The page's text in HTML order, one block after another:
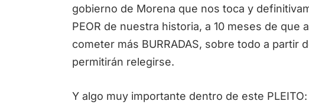
gobierno de Morena que nos toca y
PEOR de nuestra historia, a 10 meses de que
cometer más BURRADAS, sobre todo a partir
permitirán relegirse.
Y algo muy importante dentro de este